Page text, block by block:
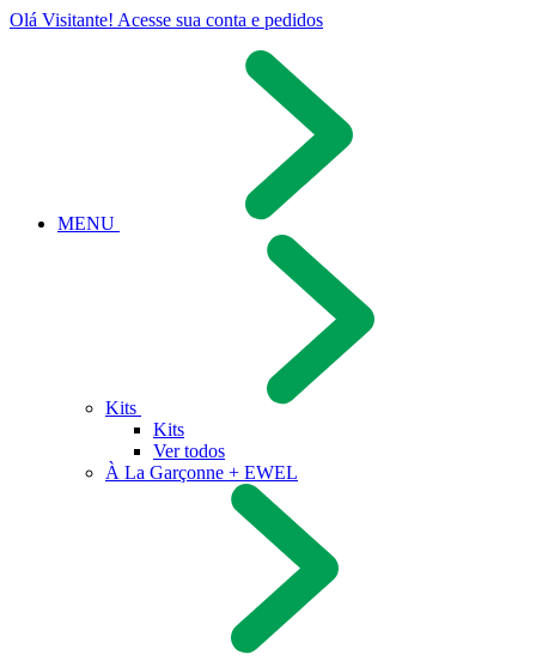
Olá Visitante! Acesse sua conta e pedidos
MENU
Kits
Kits
Ver todos
À La Garçonne + EWEL